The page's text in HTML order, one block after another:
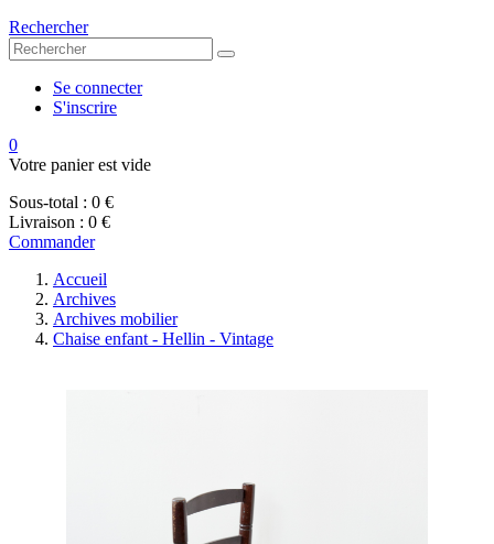
Rechercher
Se connecter
S'inscrire
0
Votre panier est vide
Sous-total : 0 €
Livraison : 0 €
Commander
Accueil
Archives
Archives mobilier
Chaise enfant - Hellin - Vintage